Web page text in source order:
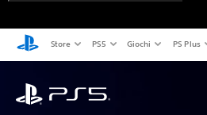
Store PS5 Giochi PS Plus